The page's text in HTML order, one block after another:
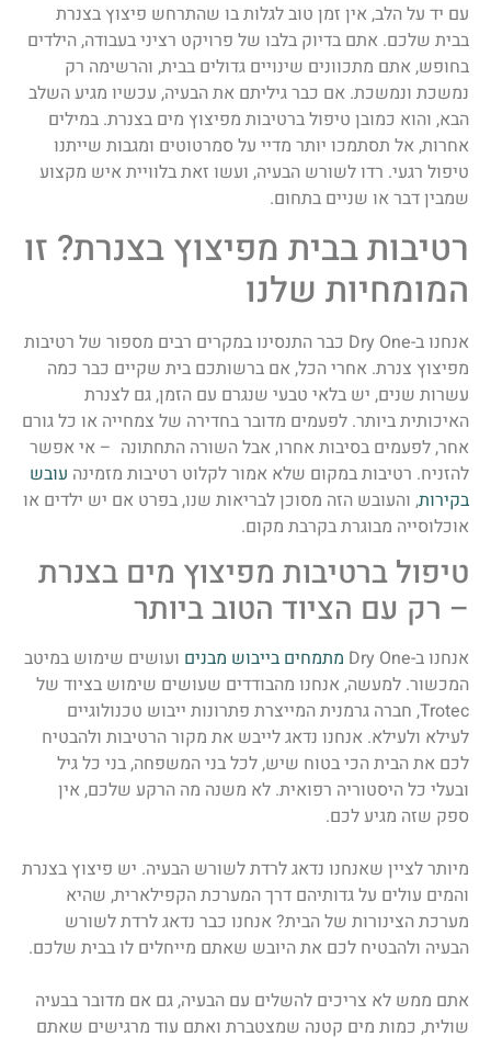
עם יד על הלב, אין זמן טוב לגלות בו שהתרחש פיצוץ בצנרת
בבית שלכם. אתם בדיוק בלבו של פרויקט רציני בעבודה, הילדים
בחופש, אתם מתכוונים שינויים גדולים בבית, והרשימה רק
נמשכת ונמשכת. אם כבר גיליתם את הבעיה, עכשיו מגיע השלב
הבא, והוא כמובן טיפול ברטיבות מפיצוץ מים בצנרת. במילים
אחרות, אל תסתמכו יותר מדיי על סמרטוטים ומגבות שייתנו
טיפול רגעי. רדו לשורש הבעיה, ועשו זאת בלוויית איש מקצוע
שמבין דבר או שניים בתחום.
רטיבות בבית מפיצוץ בצנרת? זו
המומחיות שלנו
אנחנו ב-Dry One כבר התנסינו במקרים רבים מספור של רטיבות
מפיצוץ צנרת. אחרי הכל, אם ברשותכם בית שקיים כבר כמה
עשרות שנים, יש בלאי טבעי שנגרם עם הזמן, גם לצנרת
האיכותית ביותר. לפעמים מדובר בחדירה של צמחייה או כל גורם
אחר, לפעמים בסיבות אחרו, אבל השורה התחתונה – אי אפשר
להזניח. רטיבות במקום שלא אמור לקלוט רטיבות מזמינה עובש
בקירות, והעובש הזה מסוכן לבריאות שנו, בפרט אם יש ילדים או
אוכלוסייה מבוגרת בקרבת מקום.
טיפול ברטיבות מפיצוץ מים בצנרת
– רק עם הציוד הטוב ביותר
אנחנו ב-Dry One מתמחים בייבוש מבנים ועושים שימוש במיטב
המכשור. למעשה, אנחנו מהבודדים שעושים שימוש בציוד של
Trotec, חברה גרמנית המייצרת פתרונות ייבוש טכנולוגיים
לעילא ולעילא. אנחנו נדאג לייבש את מקור הרטיבות ולהבטיח
לכם את הבית הכי בטוח שיש, לכל בני המשפחה, בני כל גיל
ובעלי כל היסטוריה רפואית. לא משנה מה הרקע שלכם, אין
ספק שזה מגיע לכם.
מיותר לציין שאנחנו נדאג לרדת לשורש הבעיה. יש פיצוץ בצנרת
והמים עולים על גדותיהם דרך המערכת הקפילארית, שהיא
מערכת הצינורות של הבית? אנחנו כבר נדאג לרדת לשורש
הבעיה ולהבטיח לכם את היובש שאתם מייחלים לו בבית שלכם.
אתם ממש לא צריכים להשלים עם הבעיה, גם אם מדובר בבעיה
שולית, כמות מים קטנה שמצטברת ואתם עוד מרגישים שאתם